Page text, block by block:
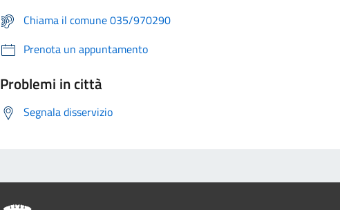
Chiama il comune 035/970290
Prenota un appuntamento
Problemi in città
Segnala disservizio